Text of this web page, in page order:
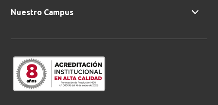
Nuestro Campus